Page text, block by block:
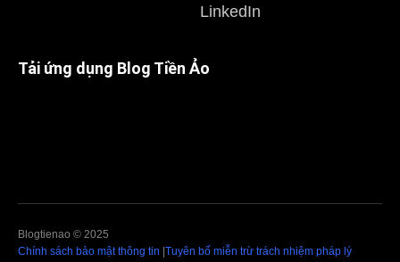
LinkedIn
Tải ứng dụng Blog Tiền Ảo
Blogtienao © 2025
Chính sách bảo mật thông tin |Tuyên bố miễn trừ trách nhiệm pháp lý